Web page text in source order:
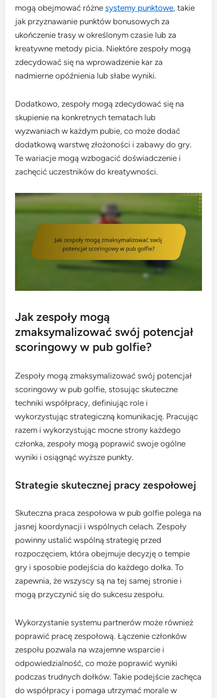
mogą obejmować różnesystemy punktowe, takie
jak przyznawanie punktów bonusowych za
ukończenie trasy w określonym czasie lub za
kreatywne metody picia. Niektóre zespoły mogą
zdecydować się na wprowadzenie kar za
nadmierne opóźnienia lub słabe wyniki.
Dodatkowo, zespoły mogą zdecydować się na
skupienie na konkretnych tematach lub
wyzwaniach w każdym pubie, co może dodać
dodatkową warstwę złożoności i zabawy do gry.
Te wariacje mogą wzbogacić doświadczenie i
zachęcić uczestników do kreatywności.
Jak zespoły mogą
zmaksymalizować swój potencjał
scoringowy w pub golfie?
Zespoły mogą zmaksymalizować swój potencjał
scoringowy w pub golfie, stosując skuteczne
techniki współpracy, definiując role i
wykorzystując strategiczną komunikację. Pracując
razem i wykorzystując mocne strony każdego
członka, zespoły mogą poprawić swoje ogólne
wyniki i osiągnąć wyższe punkty.
Strategie skutecznej pracy zespołowej
Skuteczna praca zespołowa w pub golfie polega na
jasnej koordynacji i wspólnych celach. Zespoły
powinny ustalić wspólną strategię przed
rozpoczęciem, która obejmuje decyzję o tempie
gry i sposobie podejścia do każdego dołka. To
zapewnia, że wszyscy są na tej samej stronie i
mogą przyczynić się do sukcesu zespołu.
Wykorzystanie systemu partnerów może również
poprawić pracę zespołową. Łączenie członków
zespołu pozwala na wzajemne wsparcie i
odpowiedzialność, co może poprawić wyniki
podczas trudnych dołków. Takie podejście zachęca
do współpracy i pomaga utrzymać morale w